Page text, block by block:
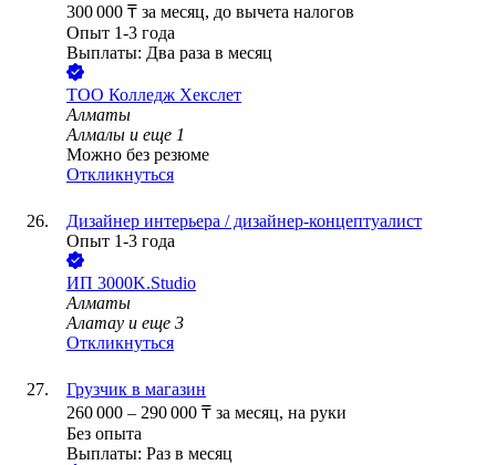
300 000 ₸ за месяц, до вычета налогов
Опыт 1-3 года
Выплаты: Два раза в месяц
ТОО Колледж Хекслет
Алматы
Алмалы и еще 1
Можно без резюме
Откликнуться
Дизайнер интерьера / дизайнер-концептуалист
Опыт 1-3 года
ИП 3000K.Studio
Алматы
Алатау и еще 3
Откликнуться
Грузчик в магазин
260 000 – 290 000 ₸ за месяц, на руки
Без опыта
Выплаты: Раз в месяц